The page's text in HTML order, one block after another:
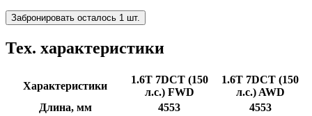
Забронировать осталось 1 шт.
Тех. характеристики
Характеристики
1.6T 7DCT (150
л.с.) FWD
1.6T 7DCT (150
л.с.) AWD
Длина, мм
4553
4553